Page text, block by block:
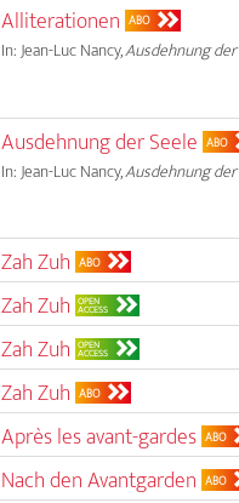
Alliterationen ABO
In: Jean-Luc Nancy,Ausdehnung
Ausdehnung der Seele ABO
In: Jean-Luc Nancy,Ausdehnung
Zah Zuh ABO
Zah Zuh OPEN
ACCESS
Zah Zuh OPEN
ACCESS
Zah Zuh ABO
Après les avant-gardes ABO
Nach den Avantgarden ABO